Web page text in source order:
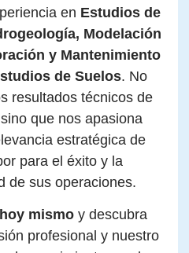
en Estudios de
Modelación
y Mantenimiento
de Suelos. No
resultados técnicos de
que nos apasiona
estratégica de
para el éxito y la
de sus operaciones.
mismoy descubra
profesional y nuestro